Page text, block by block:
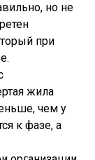
но не
при
жила
чем у
к фазе, а